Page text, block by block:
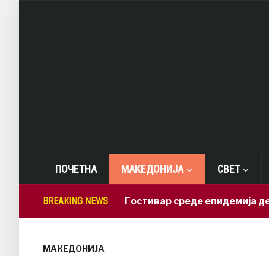
ПОЧЕТНА МАКЕДОНИЈА СВЕТ
BREAKING NEWS
СДСМ: Во Гостивар среде епидемија дежура
МАКЕДОНИЈА